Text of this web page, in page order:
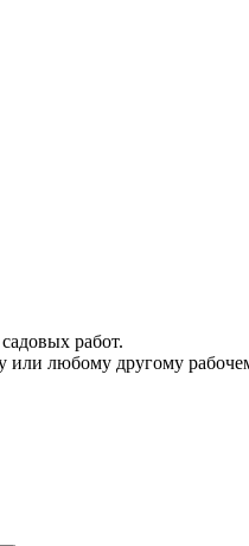
работ.
или любому другому